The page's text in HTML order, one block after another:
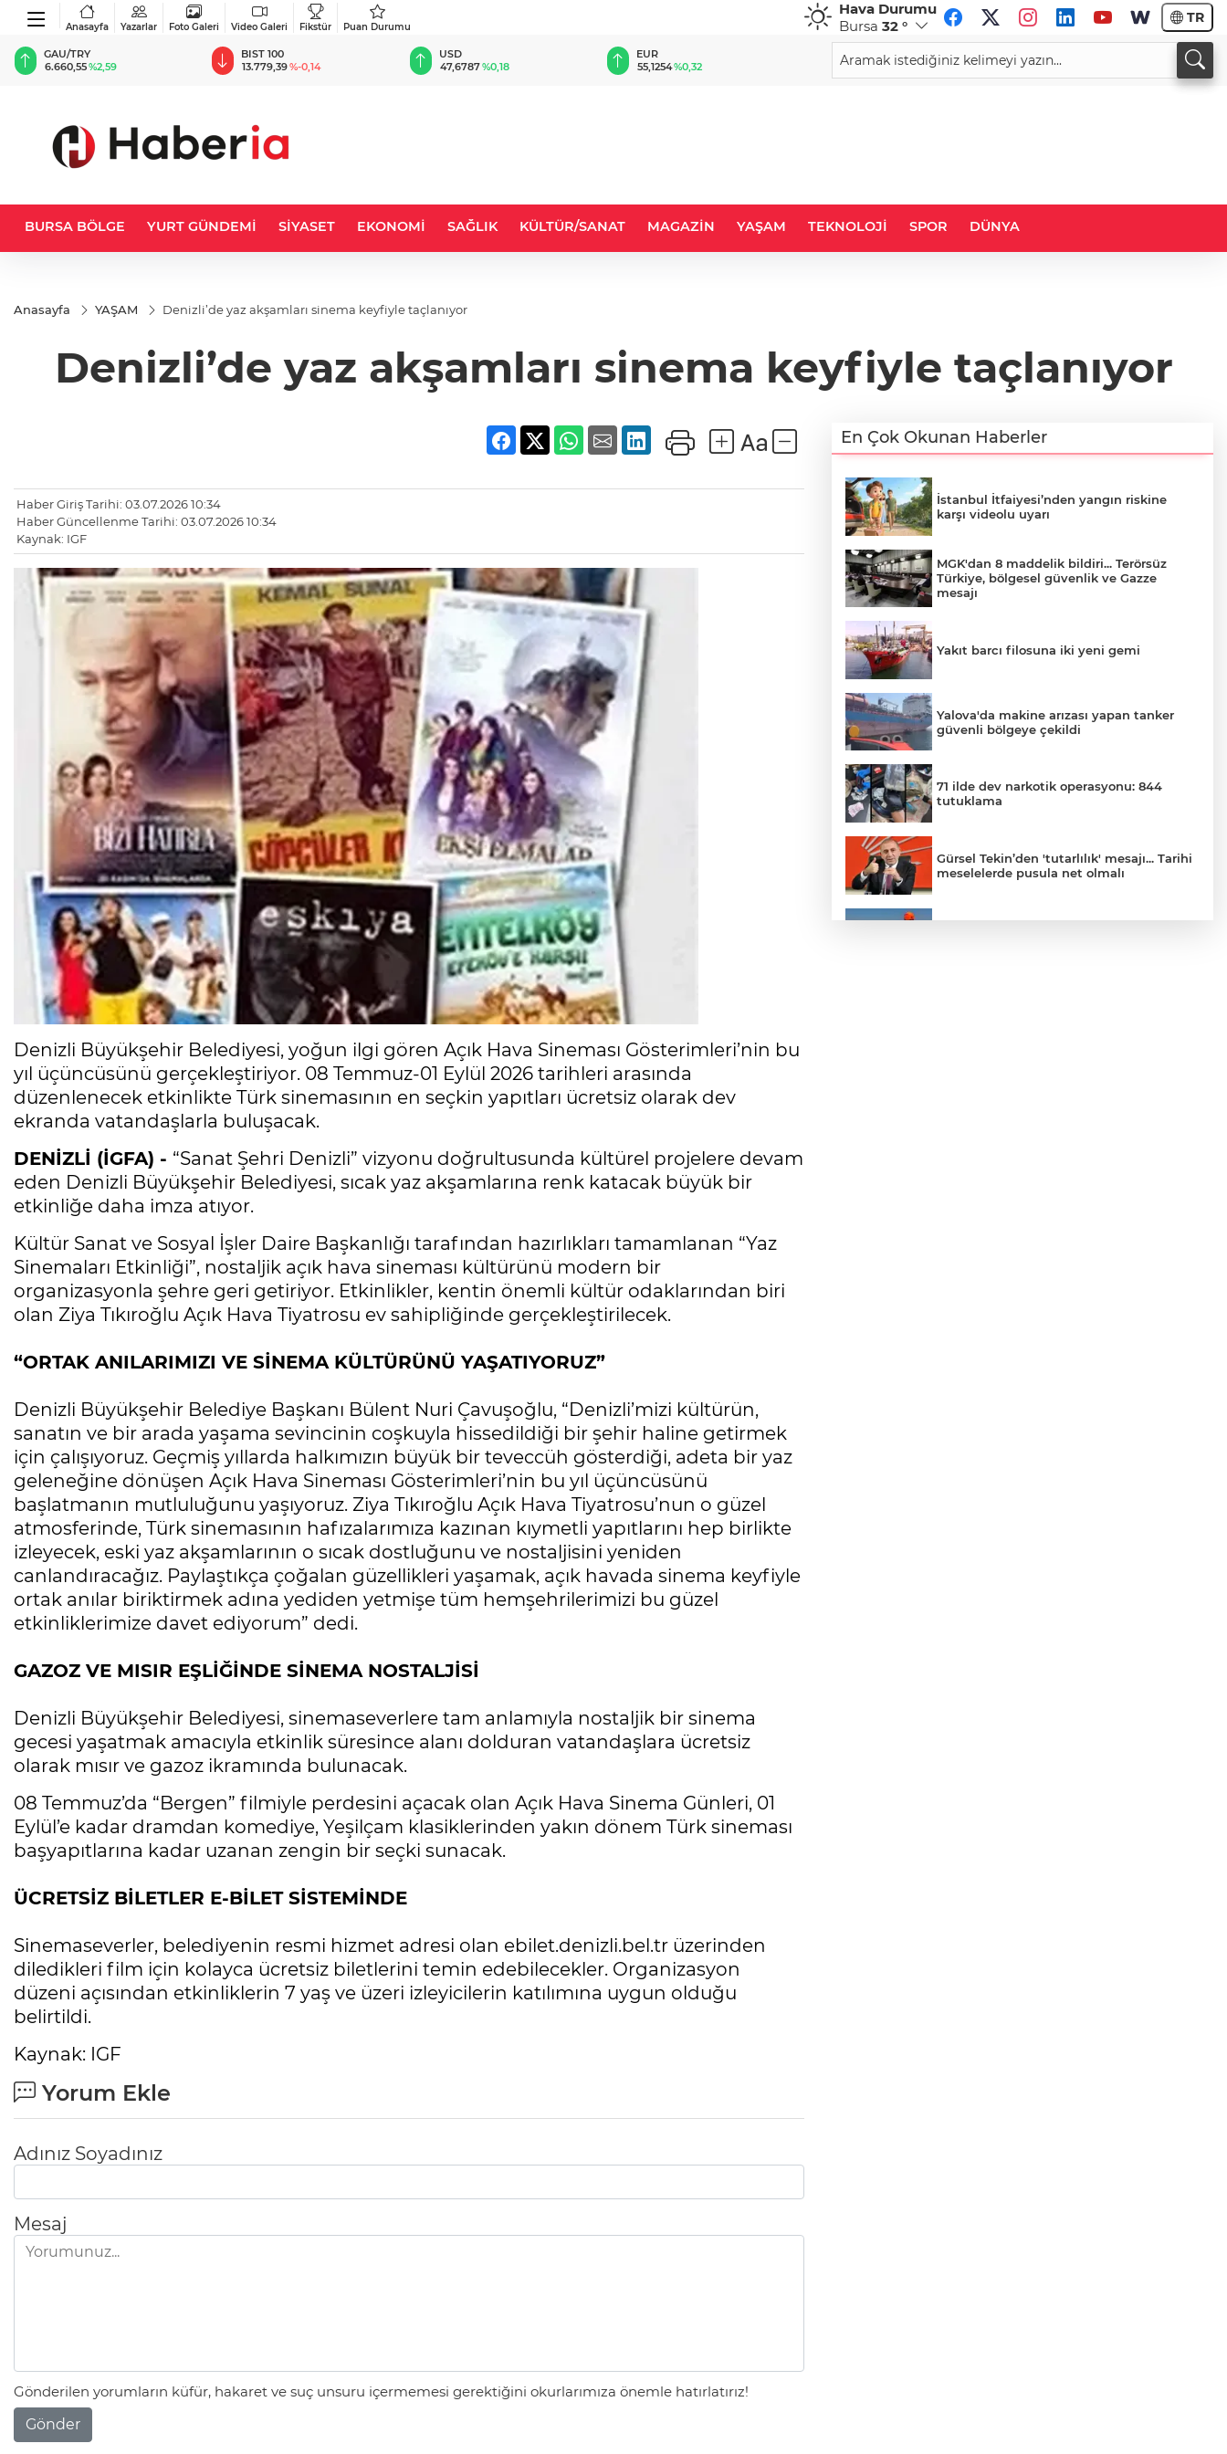
Anasayfa Yazarlar Foto Galeri Video Galeri Fikstür Puan Durumu
Hava Durumu
Bursa 32 ° TR
BIST 100
13.779,39%-0,14
USD
47,6787%0,18
EUR
55,1254%0,32
GBP
64,3468%0,38
CHF
59,0083%0,82
34,1883
BURSA BÖLGE YURT GÜNDEMİ SİYASET EKONOMİ SAĞLIK KÜLTÜR/SANAT MAGAZİN YAŞAM TEKNOLOJİ SPOR DÜNYA
Anasayfa YAŞAM Denizli’de yaz akşamları sinema keyfiyle taçlanıyor
Denizli’de yaz akşamları sinema keyfiyle taçlanıyor
Haber Giriş Tarihi: 03.07.2026 10:34
Haber Güncellenme Tarihi: 03.07.2026 10:34
Kaynak: IGF
Denizli Büyükşehir Belediyesi, yoğun ilgi gören Açık Hava Sineması Gösterimleri’nin bu
yıl üçüncüsünü gerçekleştiriyor. 08 Temmuz-01 Eylül 2026 tarihleri arasında
düzenlenecek etkinlikte Türk sinemasının en seçkin yapıtları ücretsiz olarak dev
ekranda vatandaşlarla buluşacak.
DENİZLİ (İGFA) - “Sanat Şehri Denizli” vizyonu doğrultusunda kültürel projelere devam
eden Denizli Büyükşehir Belediyesi, sıcak yaz akşamlarına renk katacak büyük bir
etkinliğe daha imza atıyor.
Kültür Sanat ve Sosyal İşler Daire Başkanlığı tarafından hazırlıkları tamamlanan “Yaz
Sinemaları Etkinliği”, nostaljik açık hava sineması kültürünü modern bir
organizasyonla şehre geri getiriyor. Etkinlikler, kentin önemli kültür odaklarından biri
olan Ziya Tıkıroğlu Açık Hava Tiyatrosu ev sahipliğinde gerçekleştirilecek.
“ORTAK ANILARIMIZI VE SİNEMA KÜLTÜRÜNÜ YAŞATIYORUZ”
Denizli Büyükşehir Belediye Başkanı Bülent Nuri Çavuşoğlu, “Denizli’mizi kültürün,
sanatın ve bir arada yaşama sevincinin coşkuyla hissedildiği bir şehir haline getirmek
için çalışıyoruz. Geçmiş yıllarda halkımızın büyük bir teveccüh gösterdiği, adeta bir yaz
geleneğine dönüşen Açık Hava Sineması Gösterimleri’nin bu yıl üçüncüsünü
başlatmanın mutluluğunu yaşıyoruz. Ziya Tıkıroğlu Açık Hava Tiyatrosu’nun o güzel
atmosferinde, Türk sinemasının hafızalarımıza kazınan kıymetli yapıtlarını hep birlikte
izleyecek, eski yaz akşamlarının o sıcak dostluğunu ve nostaljisini yeniden
canlandıracağız. Paylaştıkça çoğalan güzellikleri yaşamak, açık havada sinema keyfiyle
ortak anılar biriktirmek adına yediden yetmişe tüm hemşehrilerimizi bu güzel
etkinliklerimize davet ediyorum” dedi.
GAZOZ VE MISIR EŞLİĞİNDE SİNEMA NOSTALJİSİ
Denizli Büyükşehir Belediyesi, sinemaseverlere tam anlamıyla nostaljik bir sinema
gecesi yaşatmak amacıyla etkinlik süresince alanı dolduran vatandaşlara ücretsiz
olarak mısır ve gazoz ikramında bulunacak.
08 Temmuz’da “Bergen” filmiyle perdesini açacak olan Açık Hava Sinema Günleri, 01
Eylül’e kadar dramdan komediye, Yeşilçam klasiklerinden yakın dönem Türk sineması
başyapıtlarına kadar uzanan zengin bir seçki sunacak.
ÜCRETSİZ BİLETLER E-BİLET SİSTEMİNDE
Sinemaseverler, belediyenin resmi hizmet adresi olan ebilet.denizli.bel.tr üzerinden
diledikleri film için kolayca ücretsiz biletlerini temin edebilecekler. Organizasyon
düzeni açısından etkinliklerin 7 yaş ve üzeri izleyicilerin katılımına uygun olduğu
belirtildi.
Kaynak: IGF
Yorum Ekle
Adınız Soyadınız
Mesaj
Gönderilen yorumların küfür, hakaret ve suç unsuru içermemesi gerektiğini okurlarımıza önemle hatırlatırız!
Gönder
En Çok Okunan Haberler
İstanbul İtfaiyesi’nden yangın riskine
karşı videolu uyarı
MGK'dan 8 maddelik bildiri... Terörsüz
Türkiye, bölgesel güvenlik ve Gazze
mesajı
Yakıt barcı filosuna iki yeni gemi
Yalova'da makine arızası yapan tanker
güvenli bölgeye çekildi
71 ilde dev narkotik operasyonu: 844
tutuklama
Gürsel Tekin’den 'tutarlılık' mesajı... Tarihi
meselelerde pusula net olmalı